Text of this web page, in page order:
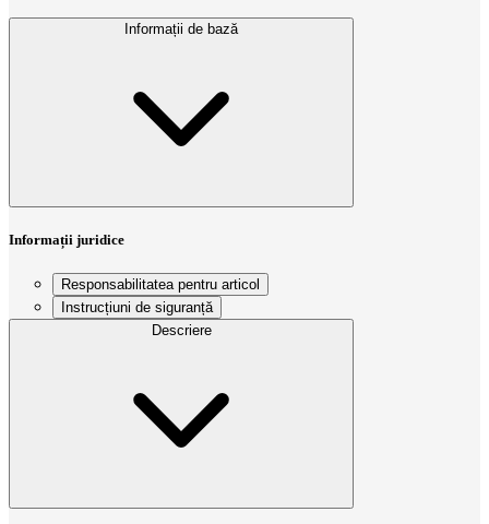
Informații de bază
Informații juridice
Responsabilitatea pentru articol
Instrucțiuni de siguranță
Descriere